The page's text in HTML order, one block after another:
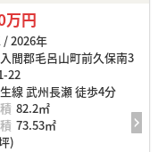
万円
/ 2026年
間郡毛呂山町前久保南3
22
線 武州長瀬 徒歩4分
82.2㎡
73.53㎡
)